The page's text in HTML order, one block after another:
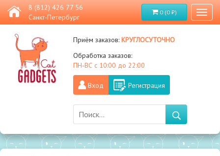
8 (812) 426 77 56
Санкт-Петербург
0 (0 ₽)
Приём заказов:круглосуточно
Обработка заказов:
ПН-ВС с 10:00 до 22:00
Вход Регистрация